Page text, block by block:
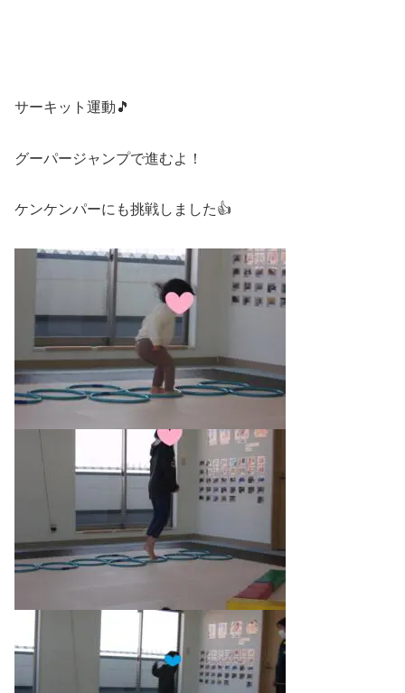
サーキット運動🎵
グーパージャンプで進むよ！
ケンケンパーにも挑戦しました👍